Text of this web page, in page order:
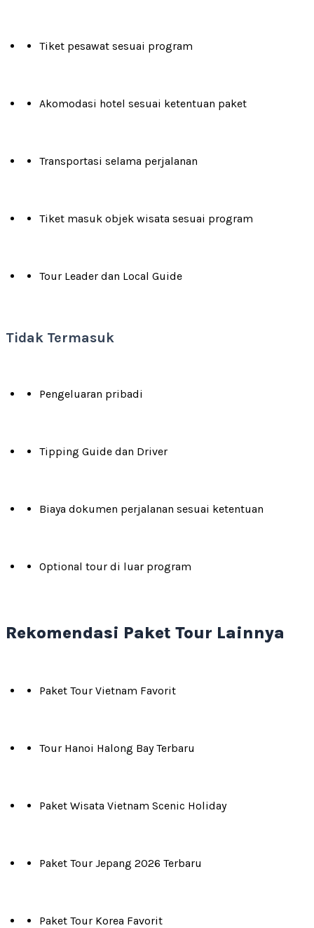
Tiket pesawat sesuai program
Akomodasi hotel sesuai ketentuan paket
Transportasi selama perjalanan
Tiket masuk objek wisata sesuai program
Tour Leader dan Local Guide
Tidak Termasuk
Pengeluaran pribadi
Tipping Guide dan Driver
Biaya dokumen perjalanan sesuai ketentuan
Optional tour di luar program
Rekomendasi Paket Tour Lainnya
Paket Tour Vietnam Favorit
Tour Hanoi Halong Bay Terbaru
Paket Wisata Vietnam Scenic Holiday
Paket Tour Jepang 2026 Terbaru
Paket Tour Korea Favorit